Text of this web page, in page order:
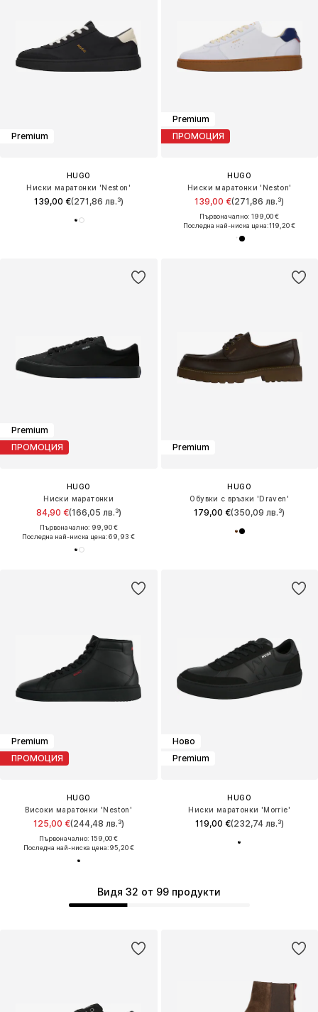
Premium
HUGO
Ниски маратонки 'Neston'
139,00 €(271,86 лв.³)
Premium
ПРОМОЦИЯ
HUGO
Ниски маратонки 'Neston'
139,00 €(271,86 лв.³)
Първоначално: 199,00 €
Последна най-ниска цена:119,20 €
Premium
ПРОМОЦИЯ
HUGO
Ниски маратонки
84,90 €(166,05 лв.³)
Първоначално: 99,90 €
Последна най-ниска цена:69,93 €
Premium
HUGO
Обувки с връзки 'Draven'
179,00 €(350,09 лв.³)
Premium
ПРОМОЦИЯ
HUGO
Високи маратонки 'Neston'
125,00 €(244,48 лв.³)
Първоначално: 159,00 €
Последна най-ниска цена:95,20 €
Ново
Premium
HUGO
Ниски маратонки 'Morrie'
119,00 €(232,74 лв.³)
Видя 32 от 99 продукти